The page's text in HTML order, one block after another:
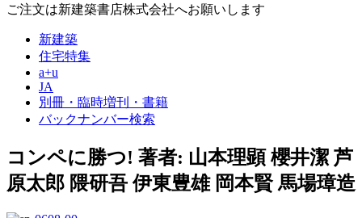
ご注文は新建築書店株式会社へお願いします
新建築
住宅特集
a+u
JA
別冊・臨時増刊・書籍
バックナンバー検索
コンペに勝つ! 著者: 山本理顕 櫻井潔 芦
原太郎 隈研吾 伊東豊雄 岡本賢 馬場璋造